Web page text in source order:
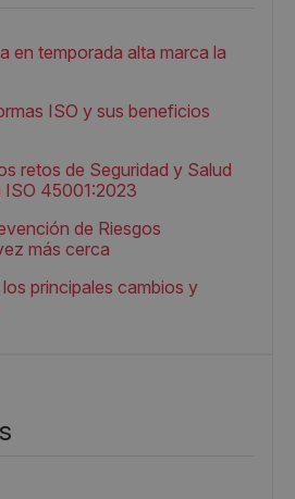
en temporada alta marca la
ISO y sus beneficios
retos de Seguridad y Salud
ISO 45001:2023
de Riesgos
más cerca
principales cambios y